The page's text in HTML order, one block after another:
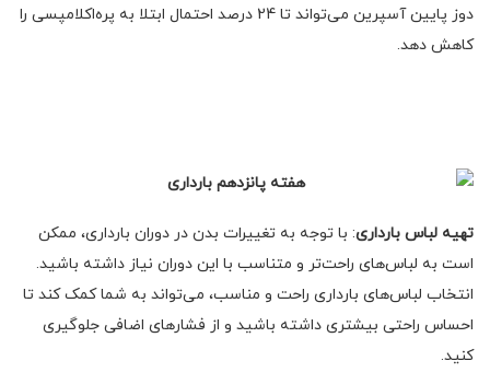
دوز پایین آسپرین می‌تواند تا 24 درصد احتمال ابتلا به پره‌اکلامپسی را
کاهش دهد.
تهیه لباس بارداری: با توجه به تغییرات بدن در دوران بارداری، ممکن
است به لباس‌های راحت‌تر و متناسب با این دوران نیاز داشته باشید.
انتخاب لباس‌های بارداری راحت و مناسب، می‌تواند به شما کمک کند تا
احساس راحتی بیشتری داشته باشید و از فشارهای اضافی جلوگیری
کنید.